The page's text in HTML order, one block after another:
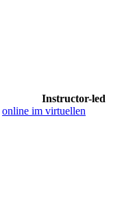
Instructor-led
online im virtuellen